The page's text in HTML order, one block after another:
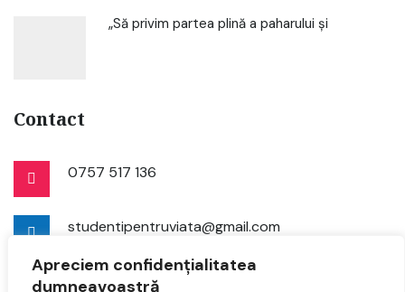
Apreciem confidențialitatea
dumneavoastră
„Să privim partea plină a paharului și
Contact
0757 517 136
studentipentruviata@gmail.com